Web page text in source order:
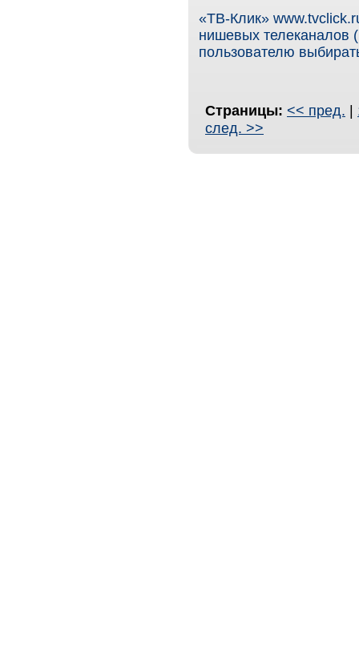
«ТВ-Клик»
нишевых телеканалов
пользователю
Страницы: << пред. |
след. >>